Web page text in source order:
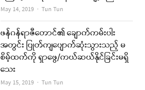
May 14, 2019 Author
Tun Tun
ဖန်ဂန်ရာဇီတောင်၏ ချောက်ကမ်းပါး
အတွင်း ပြုတ်ကျပျောက်ဆုံးသွားသည့် မ
စိမ့်ထက်ကို ရှာဖွေ/ကယ်ဆယ်နိုင်ခြင်းမရှိ
သေး
May 15, 2019 Author
Tun Tun